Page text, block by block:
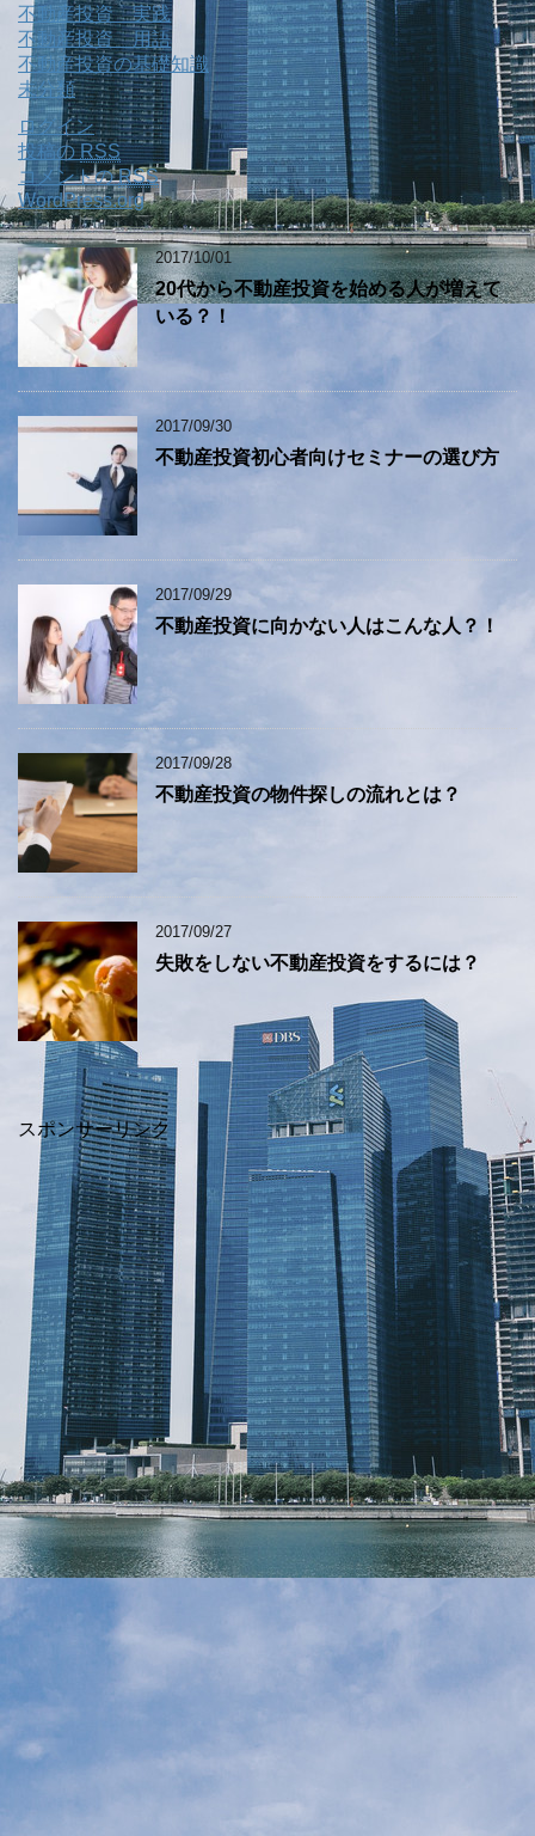
不動産投資 実践
不動産投資 用語
不動産投資の基礎知識
未分類
ログイン
投稿のRSS
コメントのRSS
WordPress.org
2017/10/01
20代から不動産投資を始める人が増えて
いる？！
2017/09/30
不動産投資初心者向けセミナーの選び方
2017/09/29
不動産投資に向かない人はこんな人？！
2017/09/28
不動産投資の物件探しの流れとは？
2017/09/27
失敗をしない不動産投資をするには？
スポンサーリンク